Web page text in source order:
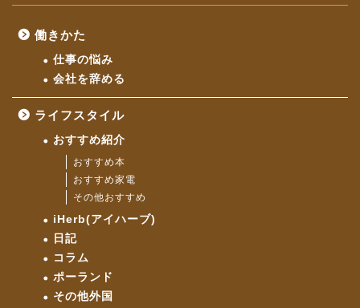
働きかた
仕事の悩み
会社を辞める
ライフスタイル
おすすめ紹介
おすすめ本
おすすめ家電
その他おすすめ
iHerb(アイハーブ)
日記
コラム
ポーランド
その他外国